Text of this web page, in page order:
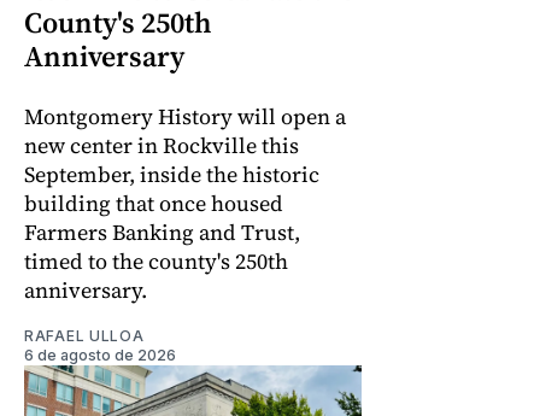
County's 250th
Anniversary
Montgomery History will open a
new center in Rockville this
September, inside the historic
building that once housed
Farmers Banking and Trust,
timed to the county's 250th
anniversary.
RAFAEL ULLOA
6 de agosto de 2026